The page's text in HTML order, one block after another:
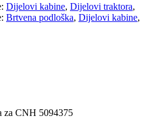
Dijelovi kabine, Dijelovi traktora,
Brtvena podloška, Dijelovi kabine,
za CNH 5094375